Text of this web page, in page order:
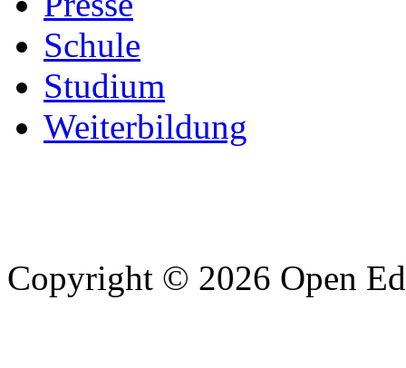
Schule
Studium
Weiterbildung
Copyright © 2026 Open